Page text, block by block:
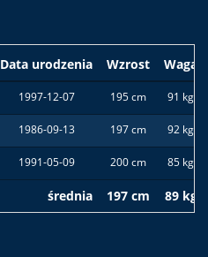
Data urodzenia Wzrost
Waga
1997-12-07 195 cm 91 kg
1986-09-13 197 cm 92 kg
1991-05-09 200 cm 85 kg
średnia 197 cm 89 kg